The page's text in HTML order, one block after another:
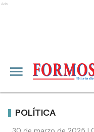
Ads
POLÍTICA